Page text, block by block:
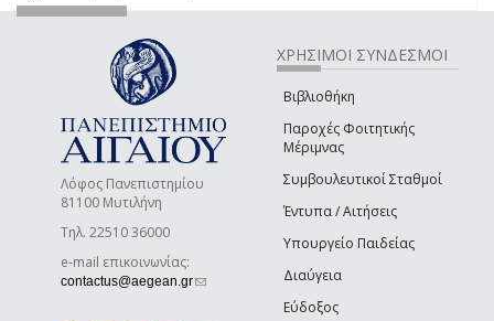
Λόφος Πανεπιστημίου
81100 Μυτιλήνη
Τηλ. 22510 36000
e-mail επικοινωνίας:
contactus@aegean.gr(link sends e-mail)
ΧΡΗΣΙΜΟΙ ΣΥΝΔΕΣΜΟΙ
Βιβλιοθήκη
Παροχές Φοιτητικής
Μέριμνας
Συμβουλευτικοί Σταθμοί
Έντυπα / Αιτήσεις
Υπουργείο Παιδείας
Διαύγεια
Εύδοξος